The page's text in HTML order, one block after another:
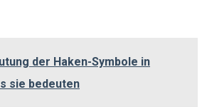
der Haken-Symbole in
sie bedeuten